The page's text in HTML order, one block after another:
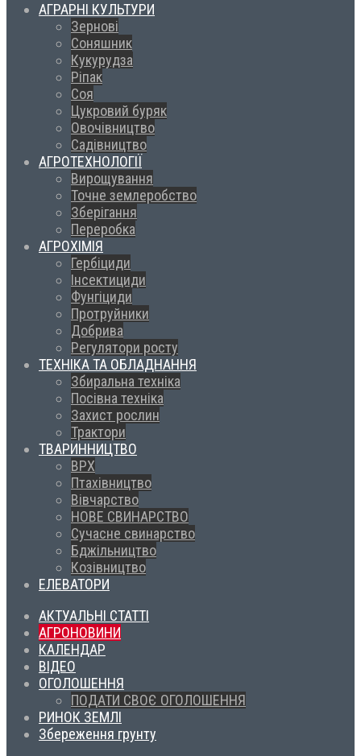
АГРАРНІ КУЛЬТУРИ
Зернові
Соняшник
Кукурудза
Ріпак
Соя
Цукровий буряк
Овочівництво
Садівництво
АГРОТЕХНОЛОГІЇ
Вирощування
Точне землеробство
Зберігання
Переробка
АГРОХІМІЯ
Гербіциди
Інсектициди
Фунгіциди
Протруйники
Добрива
Регулятори росту
ТЕХНІКА ТА ОБЛАДНАННЯ
Збиральна техніка
Посівна техніка
Захист рослин
Трактори
ТВАРИННИЦТВО
ВРХ
Птахівництво
Вівчарство
НОВЕ СВИНАРСТВО
Сучасне свинарство
Бджільництво
Козівництво
ЕЛЕВАТОРИ
АКТУАЛЬНІ СТАТТІ
АГРОНОВИНИ
КАЛЕНДАР
ВІДЕО
ОГОЛОШЕННЯ
ПОДАТИ СВОЄ ОГОЛОШЕННЯ
РИНОК ЗЕМЛІ
Збереження грунту